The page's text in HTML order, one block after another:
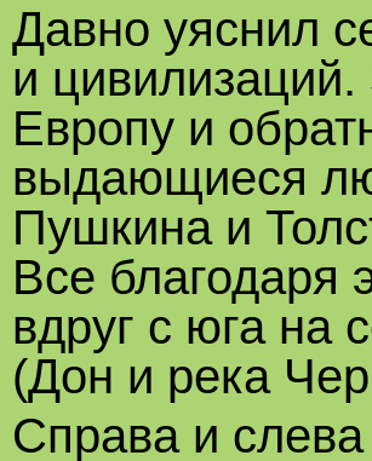
Давно уяснил
и
Европу и
выдающиеся
Пушкина и
Все благодаря
вдруг с юга на
(Дон и река
Справа и